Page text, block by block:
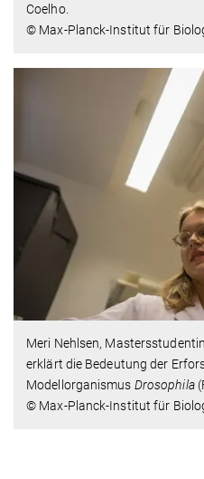
Coelho.
© Max-Planck-Institut für
Meri Nehlsen,
erklärt die Bedeutung der
Modellorganismus Drosophila
© Max-Planck-Institut für